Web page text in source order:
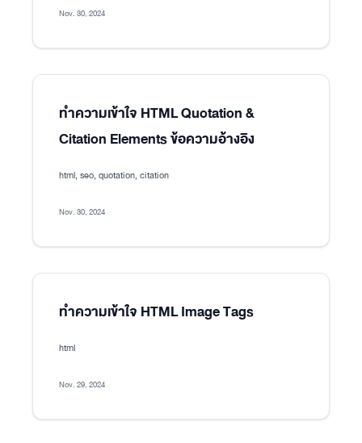
Nov. 30, 2024
ทำความเข้าใจ HTML Quotation &
Citation Elements ข้อความอ้างอิง
html, seo, quotation, citation
Nov. 30, 2024
ทำความเข้าใจ HTML Image Tags
html
Nov. 29, 2024